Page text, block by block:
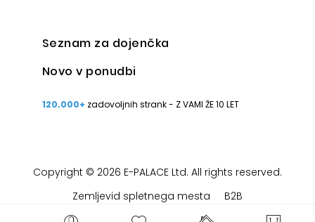
Seznam za dojenčka
Novo v ponudbi
120.000+ zadovoljnih strank - Z VAMI ŽE 10 LET
Copyright © 2026 E-PALACE Ltd. All rights reserved.
B2B
Zemljevid spletnega mesta